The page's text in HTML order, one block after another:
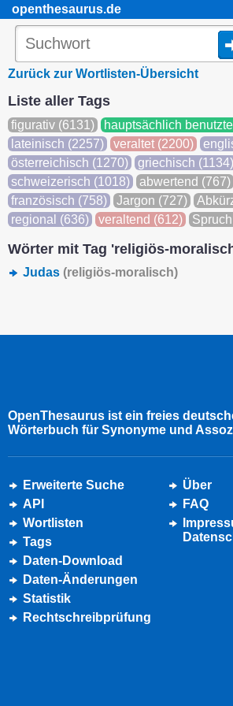
openthesaurus.de
Zurück zur Wortlisten-Übersicht
Liste aller Tags
figurativ (6131)
hauptsächlich
lateinisch (2257)
veraltet (2200)
österreichisch (1270)
griechisch (1134)
schweizerisch (1018)
abwertend (767)
französisch (758)
Jargon (727)
regional (636)
veraltend (612)
Wörter mit Tag 'religiös-
Judas (religiös-moralisch)
OpenThesaurus ist ein freies
Wörterbuch für Synonyme und
Erweiterte Suche
API
Wortlisten
Tags
Daten-Download
Daten-Änderungen
Statistik
Rechtschreibprüfung
Über
FAQ